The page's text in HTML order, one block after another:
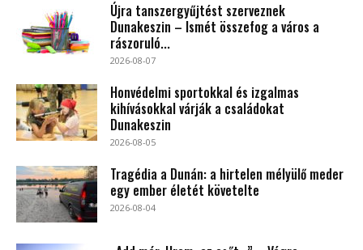
Újra tanszergyűjtést szerveznek
Dunakeszin – Ismét összefog a város a
rászoruló...
2026-08-07
Honvédelmi sportokkal és izgalmas
kihívásokkal várják a családokat
Dunakeszin
2026-08-05
Tragédia a Dunán: a hirtelen mélyülő meder
egy ember életét követelte
2026-08-04